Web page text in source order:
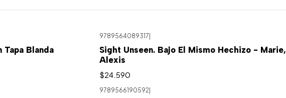
Blanda
9789564089317
Sight Unseen. Bajo El Mismo Hechizo - Marie,
Alexis
$24.590
9789566190592|